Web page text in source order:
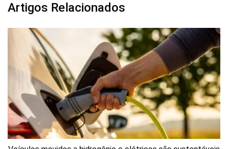
Artigos Relacionados